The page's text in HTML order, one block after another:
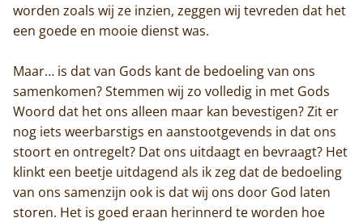
worden zoals wij ze inzien, zeggen wij tevreden dat het
een goede en mooie dienst was.
Maar… is dat van Gods kant de bedoeling van ons
samenkomen? Stemmen wij zo volledig in met Gods
Woord dat het ons alleen maar kan bevestigen? Zit er
nog iets weerbarstigs en aanstootgevends in dat ons
stoort en ontregelt? Dat ons uitdaagt en bevraagt? Het
klinkt een beetje uitdagend als ik zeg dat de bedoeling
van ons samenzijn ook is dat wij ons door God laten
storen. Het is goed eraan herinnerd te worden hoe